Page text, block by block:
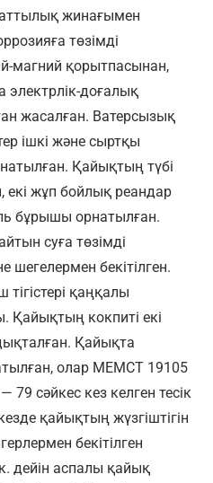
жинағымен
төзімді
магний қорытпасынан,
электрлік-доғалық
жасалған. Ватерсызық
ішкі және сыртқы
Қайықтың түбі
екі жұп бойлық реандар
бұрышы орнатылған.
суға төзімді
бекітілген.
қаңқалы
кокпиті екі
Қайықта
олар МЕМСТ 19105
сәйкес кез келген тесік
қайықтың жүзгіштігін
бекітілген
дейін аспалы қайық